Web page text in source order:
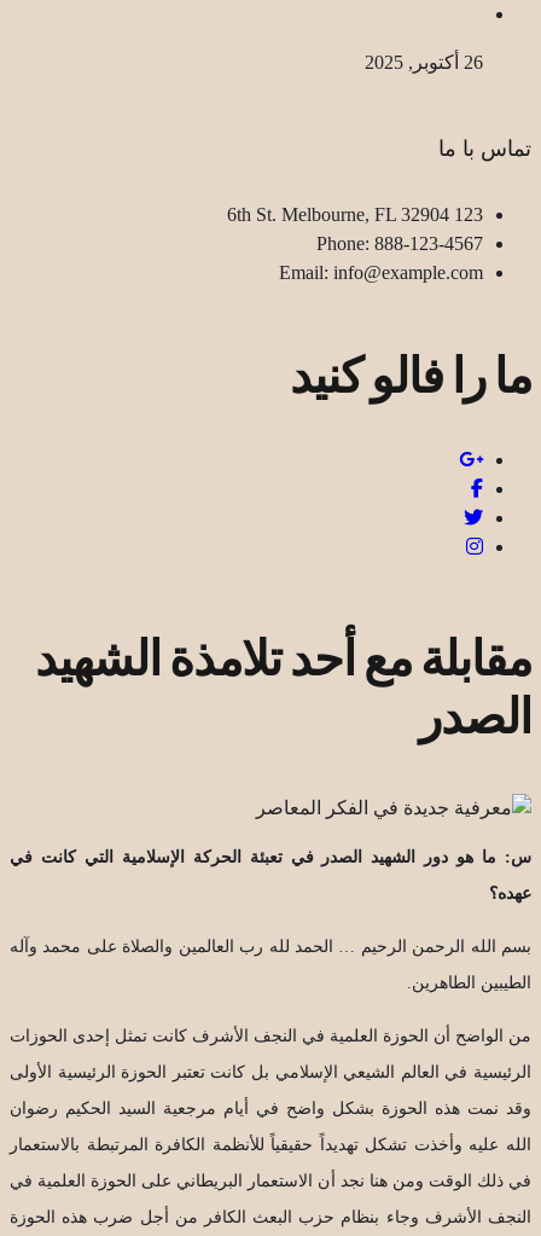
26 أكتوبر, 2025
تماس با ما
123 6th St. Melbourne, FL 32904
Phone: 888-123-4567
Email: info@example.com
ما را فالو کنید
مقابلة مع أحد تلامذة الشهيد
الصدر
س: ما هو دور الشهيد الصدر في تعبئة الحركة الإسلامية التي كانت في
عهده؟
بسم الله الرحمن الرحيم … الحمد لله رب العالمين والصلاة على محمد وآله
الطيبين الطاهرين.
من الواضح أن الحوزة العلمية في النجف الأشرف كانت تمثل إحدى الحوزات
الرئيسية في العالم الشيعي الإسلامي بل كانت تعتبر الحوزة الرئيسية الأولى
وقد نمت هذه الحوزة بشكل واضح في أيام مرجعية السيد الحكيم رضوان
الله عليه وأخذت تشكل تهديداً حقيقياً للأنظمة الكافرة المرتبطة بالاستعمار
في ذلك الوقت ومن هنا نجد أن الاستعمار البريطاني على الحوزة العلمية في
النجف الأشرف وجاء بنظام حزب البعث الكافر من أجل ضرب هذه الحوزة